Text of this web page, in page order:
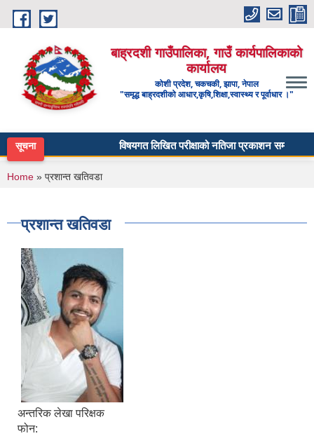
Skip to main content
बाह्रदशी गाउँपालिका, गाउँ कार्यपालिकाको
कार्यालय
कोशी प्रदेश, चकचकी, झापा, नेपाल
"समृद्ध बाह्रदशीको आधार,कृषि,शिक्षा,स्वास्थ्य र पूर्वाधार ।"
सूचना विषयगत लिखित परीक्षाको नतिजा प्रकाशन सम्बन्धी
You are here
Home » प्रशान्त खतिवडा
प्रशान्त खतिवडा
अन्तरिक लेखा परिक्षक
फोन: